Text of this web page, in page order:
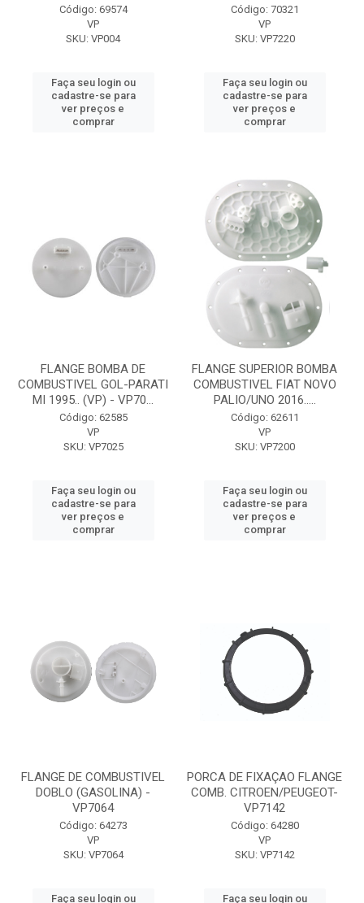
Código: 69574
VP
SKU: VP004
Faça seu login ou
cadastre-se para
ver preços e
comprar
Código: 70321
VP
SKU: VP7220
Faça seu login ou
cadastre-se para
ver preços e
comprar
FLANGE BOMBA DE
COMBUSTIVEL GOL-PARATI
MI 1995.. (VP) - VP70...
Código: 62585
VP
SKU: VP7025
Faça seu login ou
cadastre-se para
ver preços e
comprar
FLANGE SUPERIOR BOMBA
COMBUSTIVEL FIAT NOVO
PALIO/UNO 2016.....
Código: 62611
VP
SKU: VP7200
Faça seu login ou
cadastre-se para
ver preços e
comprar
FLANGE DE COMBUSTIVEL
DOBLO (GASOLINA) -
VP7064
Código: 64273
VP
SKU: VP7064
Faça seu login ou
PORCA DE FIXAÇAO FLANGE
COMB. CITROEN/PEUGEOT-
VP7142
Código: 64280
VP
SKU: VP7142
Faça seu login ou